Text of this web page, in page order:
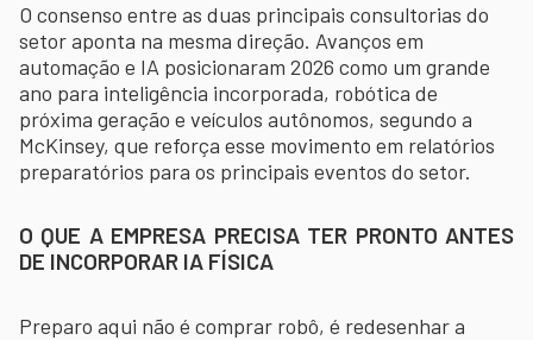
O consenso entre as duas principais consultorias do
setor aponta na mesma direção. Avanços em
automação e IA posicionaram 2026 como um grande
ano para inteligência incorporada, robótica de
próxima geração e veículos autônomos, segundo a
McKinsey, que reforça esse movimento em relatórios
preparatórios para os principais eventos do setor.
O QUE A EMPRESA PRECISA TER PRONTO ANTES
DE INCORPORAR IA FÍSICA
Preparo aqui não é comprar robô, é redesenhar a